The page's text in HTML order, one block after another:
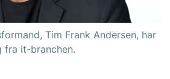
Tim Frank Andersen, har
fra it-branchen.